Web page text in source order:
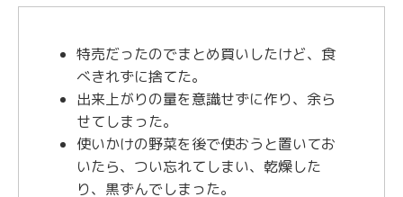
特売だったのでまとめ買いしたけど、食
べきれずに捨てた。
出来上がりの量を意識せずに作り、余ら
せてしまった。
使いかけの野菜を後で使おうと置いてお
いたら、つい忘れてしまい、乾燥した
り、黒ずんでしまった。